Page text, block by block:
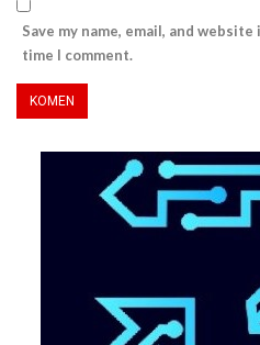
Save my name, email, and
time I comment.